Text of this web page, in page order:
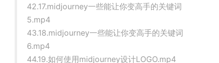
42.17.midjourney一些能让你变高手的关键词
5.mp4
43.18.midjourney一些能让你变高手的关键词
6.mp4
44.19.如何使用midjourney设计LOGO.mp4